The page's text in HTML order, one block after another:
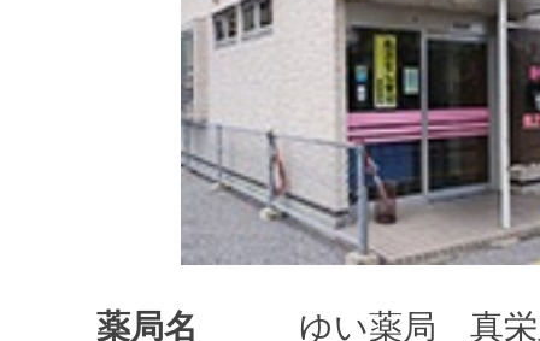
薬局名
ゆい薬局 真